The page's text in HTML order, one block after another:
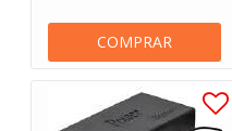
COMPRAR